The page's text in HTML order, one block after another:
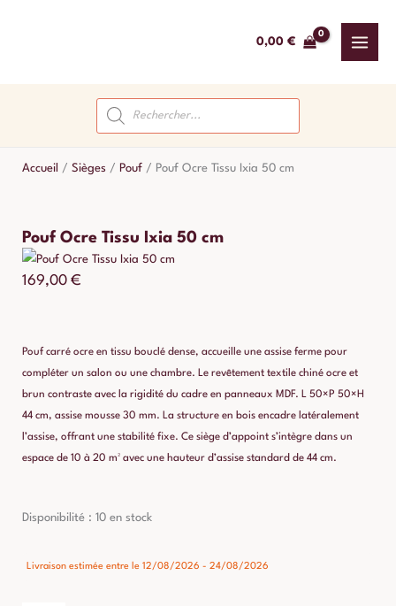
0,00 €
Recherche
de
produits
Accueil / Sièges / Pouf / Pouf Ocre Tissu Ixia 50 cm
Pouf Ocre Tissu Ixia 50 cm
169,00 €
Pouf carré ocre en tissu bouclé dense, accueille une assise ferme pour
compléter un salon ou une chambre. Le revêtement textile chiné ocre et
brun contraste avec la rigidité du cadre en panneaux MDF. L 50×P 50×H
44 cm, assise mousse 30 mm. La structure en bois encadre latéralement
l’assise, offrant une stabilité fixe. Ce siège d’appoint s’intègre dans un
espace de 10 à 20 m² avec une hauteur d’assise standard de 44 cm.
Disponibilité : 10 en stock
Livraison estimée entre le 12/08/2026 - 24/08/2026
quantité
Pouf